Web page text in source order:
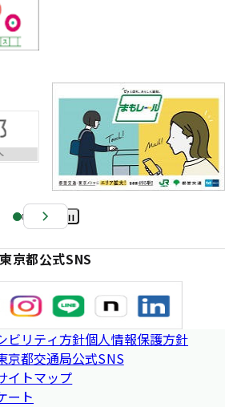
Pa
e
東京都公式SNS
ビリティ方針個人情報保護方針
京都交通局公式SNS
イトマップ
ート